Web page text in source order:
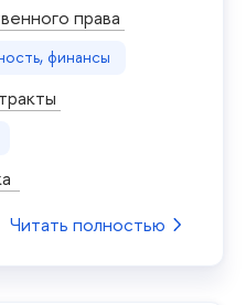
права
финансы
Читать полностью